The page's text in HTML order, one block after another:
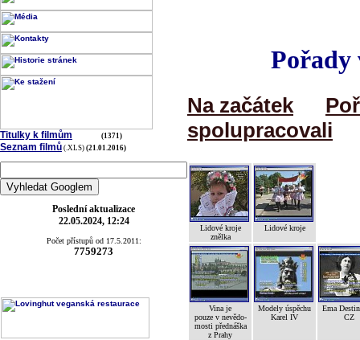
Titulky k filmům (1371)
Seznam filmů (.XLS) (21.01.2016)
Poslední aktualizace
22.05.2024, 12:24
Počet přístupů od 17.5.2011:
7759273
Pořady
Na začátek
spolupracovali
Lidové kroje
znělka
Lidové kroje
Vina je
pouze v nevědo-
mosti přednáška
z Prahy
Modely úspěchu
Karel IV
Ema
CZ